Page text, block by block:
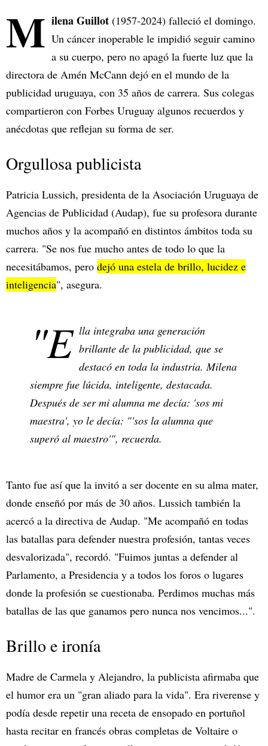
M ilena Guillot (1957-2024) falleció el domingo.
Un cáncer inoperable le impidió seguir camino
a su cuerpo, pero no apagó la fuerte luz que la
directora de Amén McCann dejó en el mundo de la
publicidad uruguaya, con 35 años de carrera. Sus colegas
compartieron con Forbes Uruguay algunos recuerdos y
anécdotas que reflejan su forma de ser.
Orgullosa publicista
Patricia Lussich, presidenta de la Asociación Uruguaya de
Agencias de Publicidad (Audap), fue su profesora durante
muchos años y la acompañó en distintos ámbitos toda su
carrera. "Se nos fue mucho antes de todo lo que la
necesitábamos, pero dejó una estela de brillo, lucidez e
inteligencia", asegura.
"E lla integraba una generación
brillante de la publicidad, que se
destacó en toda la industria. Milena
siempre fue lúcida, inteligente, destacada.
Después de ser mi alumna me decía: 'sos mi
maestra', yo le decía: "'sos la alumna que
superó al maestro'", recuerda.
Tanto fue así que la invitó a ser docente en su alma mater,
donde enseñó por más de 30 años. Lussich también la
acercó a la directiva de Audap. "Me acompañó en todas
las batallas para defender nuestra profesión, tantas veces
desvalorizada", recordó. "Fuimos juntas a defender al
Parlamento, a Presidencia y a todos los foros o lugares
donde la profesión se cuestionaba. Perdimos muchas más
batallas de las que ganamos pero nunca nos vencimos...".
Brillo e ironía
Madre de Carmela y Alejandro, la publicista afirmaba que
el humor era un "gran aliado para la vida". Era riverense y
podía desde repetir una receta de ensopado en portuñol
hasta recitar en francés obras completas de Voltaire o